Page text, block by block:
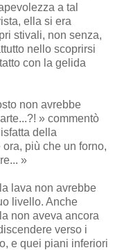
a tal
ella si era
stivali, non senza,
nello scoprirsi
con la gelida
non avrebbe
» commentò
della
più che un forno,
»
lava non avrebbe
livello. Anche
non aveva ancora
verso i
e quei piani inferiori